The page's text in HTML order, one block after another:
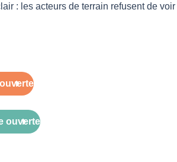
: les acteurs de terrain refusent de
ouverte